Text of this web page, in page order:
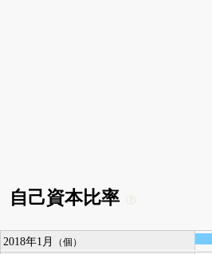
自己資本比率
2018年1月 （個）